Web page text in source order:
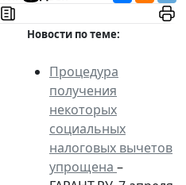
Новости по теме:
Процедура
получения
некоторых
социальных
налоговых вычетов
упрощена –